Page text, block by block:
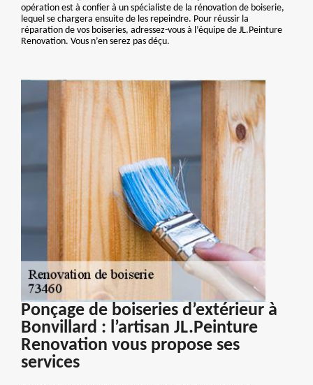
opération est à confier à un spécialiste de la rénovation de boiserie,
lequel se chargera ensuite de les repeindre. Pour réussir la
réparation de vos boiseries, adressez-vous à l’équipe de JL.Peinture
Renovation. Vous n’en serez pas déçu.
Ponçage de boiseries d’extérieur à
Bonvillard : l’artisan JL.Peinture
Renovation vous propose ses
services